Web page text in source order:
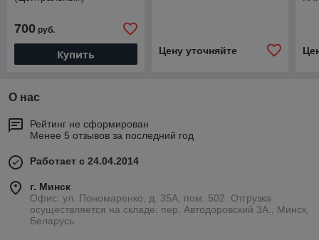
700 руб.
Купить Цену уточняйте
О нас
Рейтинг не сформирован
Менее 5 отзывов за последний год
Работает с 24.04.2014
г. Минск
Офис: ул. Пономаренко, д. 35А, пом. 502. Отгрузка
осуществляется на складе: пер. Автодоровский 3А., Минск,
Беларусь